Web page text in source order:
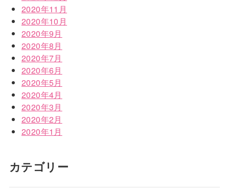
2020年11月
2020年10月
2020年9月
2020年8月
2020年7月
2020年6月
2020年5月
2020年4月
2020年3月
2020年2月
2020年1月
カテゴリー